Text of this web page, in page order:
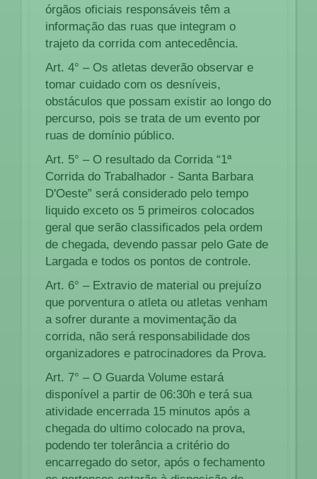
órgãos oficiais responsáveis têm a
informação das ruas que integram o
trajeto da corrida com antecedência.
Art. 4° – Os atletas deverão observar e
tomar cuidado com os desníveis,
obstáculos que possam existir ao longo do
percurso, pois se trata de um evento por
ruas de domínio público.
Art. 5° – O resultado da Corrida “1ª
Corrida do Trabalhador - Santa Barbara
D'Oeste” será considerado pelo tempo
liquido exceto os 5 primeiros colocados
geral que serão classificados pela ordem
de chegada, devendo passar pelo Gate de
Largada e todos os pontos de controle.
Art. 6° – Extravio de material ou prejuízo
que porventura o atleta ou atletas venham
a sofrer durante a movimentação da
corrida, não será responsabilidade dos
organizadores e patrocinadores da Prova.
Art. 7° – O Guarda Volume estará
disponível a partir de 06:30h e terá sua
atividade encerrada 15 minutos após a
chegada do ultimo colocado na prova,
podendo ter tolerância a critério do
encarregado do setor, após o fechamento